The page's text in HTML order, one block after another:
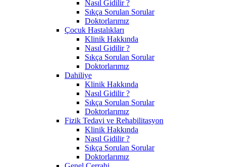
Nasıl Gidilir ?
Sıkça Sorulan Sorular
Doktorlarımız
Çocuk Hastalıkları
Klinik Hakkında
Nasıl Gidilir ?
Sıkça Sorulan Sorular
Doktorlarımız
Dahiliye
Klinik Hakkında
Nasıl Gidilir ?
Sıkça Sorulan Sorular
Doktorlarımız
Fizik Tedavi ve Rehabilitasyon
Klinik Hakkında
Nasıl Gidilir ?
Sıkça Sorulan Sorular
Doktorlarımız